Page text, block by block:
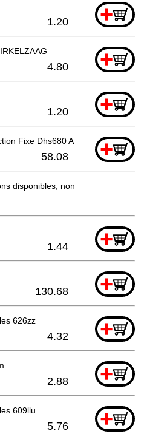
+
1.20
+
4.80
+
1.20
Fixe Dhs680 A +
58.08
disponibles, non commandable
+
1.44
+
130.68
626zz +
4.32
+
2.88
609llu +
5.76